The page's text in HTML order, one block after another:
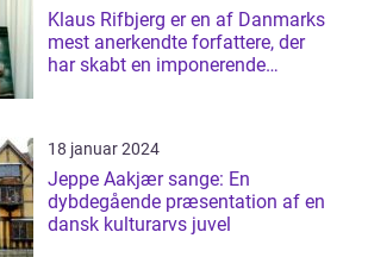
Klaus Rifbjerg er en af Danmarks
mest anerkendte forfattere, der
har skabt en imponerende
18 januar 2024
Jeppe Aakjær sange: En
dybdegående præsentation af en
dansk kulturarvs juvel